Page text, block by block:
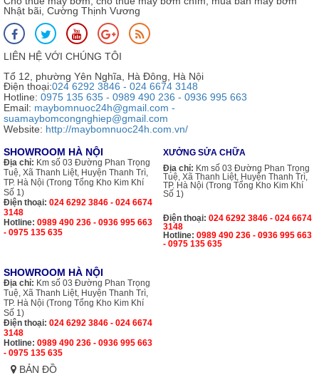
Nhật bãi, Cường Thịnh Vương
LIÊN HỆ VỚI CHÚNG TÔI
Tổ 12, phường Yên Nghĩa, Hà Đông, Hà Nội
Điện thoại:024 6292 3846 - 024 6674 3148
Hotline: 0975 135 635 - 0989 490 236 - 0936 995 663
Email: maybomnuoc24h@gmail.com -
suamaybomcongnghiep@gmail.com
Website: http://maybomnuoc24h.com.vn/
SHOWROOM HÀ NỘI
Địa chỉ: Km số 03 Đường Phan Trọng
Tuệ, Xã Thanh Liệt, Huyện Thanh Trì,
TP. Hà Nội (Trong Tổng Kho Kim Khí
Số 1)
Điện thoại: 024 6292 3846 - 024 6674
3148
Hotline: 0989 490 236 - 0936 995 663
- 0975 135 635
XƯỞNG SỬA CHỮA
Địa chỉ: Km số 03 Đường Phan Trọng
Tuệ, Xã Thanh Liệt, Huyện Thanh Trì,
TP. Hà Nội (Trong Tổng Kho Kim Khí
Số 1)
Điện thoại: 024 6292 3846 - 024 6674
3148
Hotline: 0989 490 236 - 0936 995 663
- 0975 135 635
SHOWROOM HÀ NỘI
Địa chỉ: Km số 03 Đường Phan Trọng
Tuệ, Xã Thanh Liệt, Huyện Thanh Trì,
TP. Hà Nội (Trong Tổng Kho Kim Khí
Số 1)
Điện thoại: 024 6292 3846 - 024 6674
3148
Hotline: 0989 490 236 - 0936 995 663
- 0975 135 635
BẢN ĐỒ